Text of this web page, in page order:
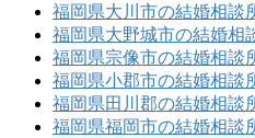
福岡県大川市の結婚相談
福岡県大野城市の結婚相
福岡県宗像市の結婚相談
福岡県小郡市の結婚相談
福岡県田川郡の結婚相談
福岡県福岡市の結婚相談